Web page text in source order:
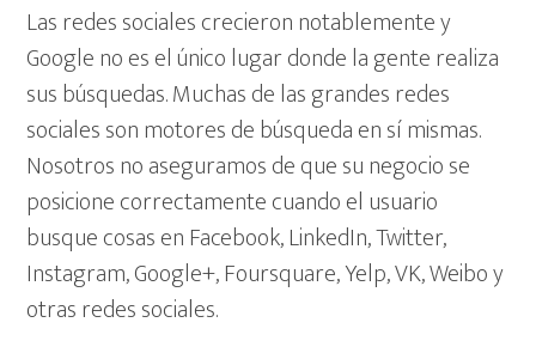
Las redes sociales crecieron notablemente y
Google no es el único lugar donde la gente realiza
sus búsquedas. Muchas de las grandes redes
sociales son motores de búsqueda en sí mismas.
Nosotros no aseguramos de que su negocio se
posicione correctamente cuando el usuario
busque cosas en Facebook, LinkedIn, Twitter,
Instagram, Google+, Foursquare, Yelp, VK, Weibo y
otras redes sociales.